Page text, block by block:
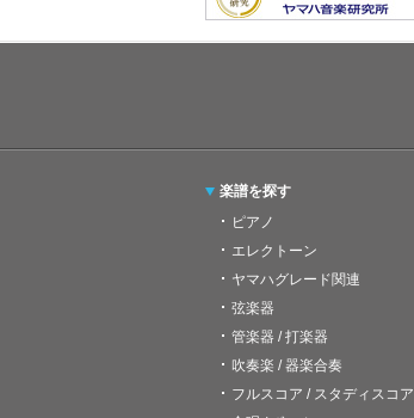
楽譜を探す
ピアノ
エレクトーン
ヤマハグレード関連
弦楽器
管楽器 / 打楽器
吹奏楽 / 器楽合奏
フルスコア / スタディスコア